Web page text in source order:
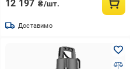
12 197 ₴/шт.
Доставимо